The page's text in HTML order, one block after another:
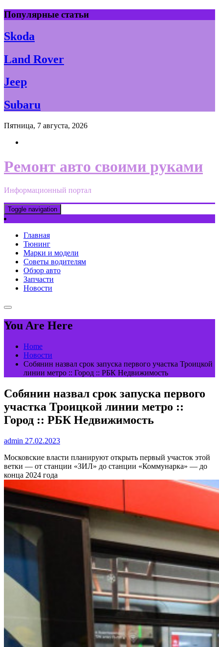
Skip
to
content
Популярные статьи
Skoda
Land Rover
Jeep
Subaru
Пятница, 7 августа, 2026
Ремонт авто своими руками
Информационный портал
Toggle navigation
Главная
Тюнинг
Марки и модели
Советы водителям
Обзор авто
Запчасти
Новости
You Are Here
Home
Новости
Собянин назвал срок запуска первого участка Троицкой
линии метро :: Город :: РБК Недвижимость
Собянин назвал срок запуска первого
участка Троицкой линии метро ::
Город :: РБК Недвижимость
admin 27.02.2023
Московские власти планируют открыть первый участок этой
ветки — от станции «ЗИЛ» до станции «Коммунарка» — до
конца 2024 года